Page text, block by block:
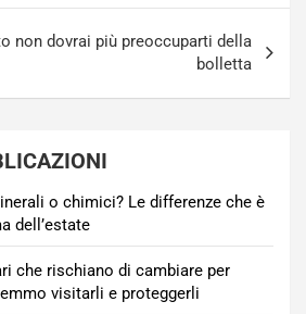
non dovrai più preoccuparti della
bolletta
o chimici? Le differenze che è
dell’estate
che rischiano di cambiare per
visitarli e proteggerli